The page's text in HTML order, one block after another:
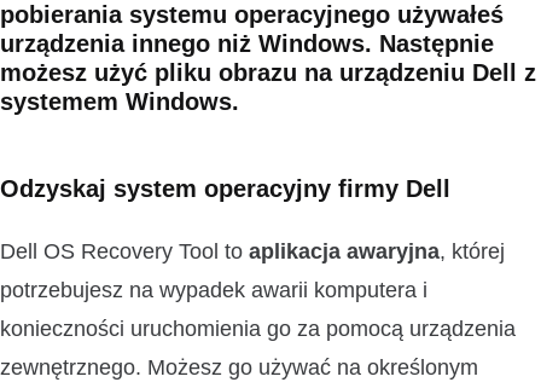
pobierania systemu operacyjnego używałeś
urządzenia innego niż Windows. Następnie
możesz użyć pliku obrazu na urządzeniu Dell z
systemem Windows.
Odzyskaj system operacyjny firmy Dell
Dell OS Recovery Tool to aplikacja awaryjna, której
potrzebujesz na wypadek awarii komputera i
konieczności uruchomienia go za pomocą urządzenia
zewnętrznego. Możesz go używać na określonym